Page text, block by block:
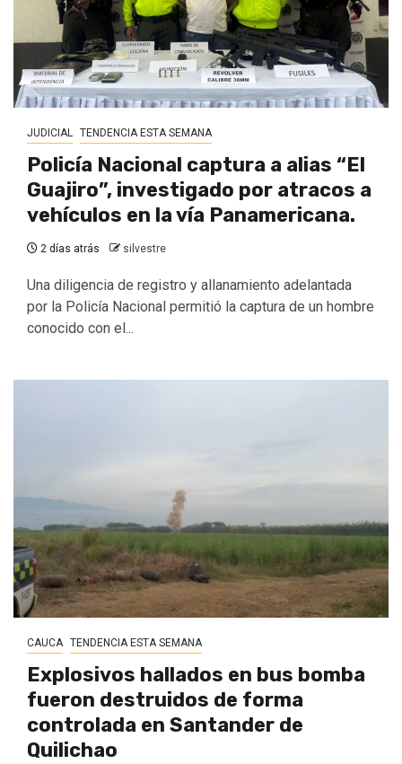
JUDICIAL TENDENCIA ESTA SEMANA
Policía Nacional captura a alias “El
Guajiro”, investigado por atracos a
vehículos en la vía Panamericana.
2 días atrás silvestre
Una diligencia de registro y allanamiento adelantada
por la Policía Nacional permitió la captura de un hombre
conocido con el...
CAUCA TENDENCIA ESTA SEMANA
Explosivos hallados en bus bomba
fueron destruidos de forma
controlada en Santander de
Quilichao